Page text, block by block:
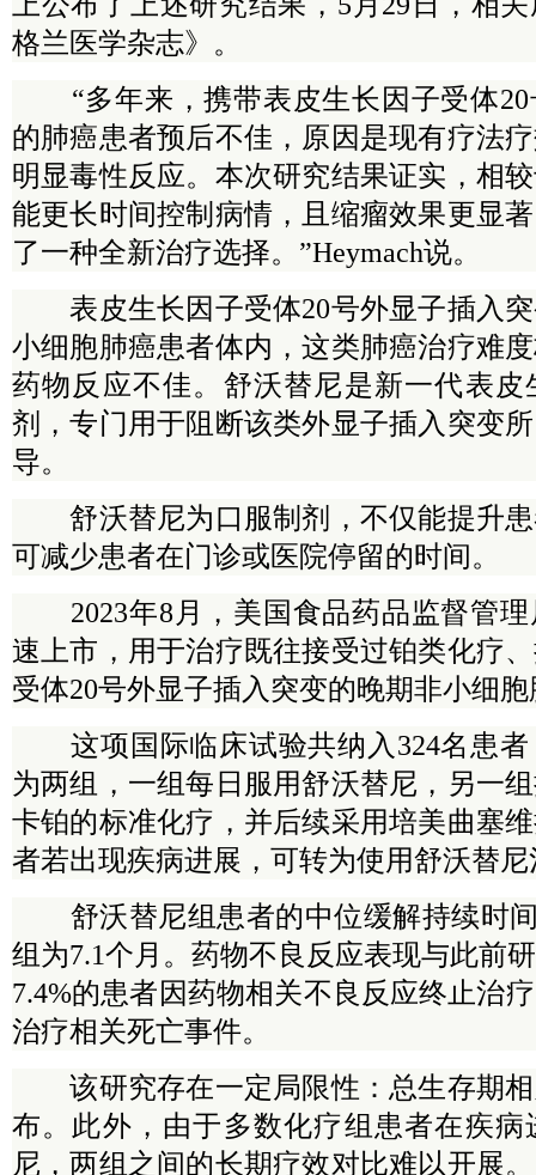
格兰医学杂志》。
“多年来，携带表皮生长因子受体20
的肺癌患者预后不佳，原因是现有疗法
明显毒性反应。本次研究结果证实，相
能更长时间控制病情，且缩瘤效果更显
了一种全新治疗选择。”Heymach说。
表皮生长因子受体20号外显子插入突
小细胞肺癌患者体内，这类肺癌治疗难
药物反应不佳。舒沃替尼是新一代表皮
剂，专门用于阻断该类外显子插入突变
导。
舒沃替尼为口服制剂，不仅能提升患
可减少患者在门诊或医院停留的时间。
2023年8月，美国食品药品监督管理
速上市，用于治疗既往接受过铂类化疗
受体20号外显子插入突变的晚期非小细
这项国际临床试验共纳入324名患者
为两组，一组每日服用舒沃替尼，另一
卡铂的标准化疗，并后续采用培美曲塞
者若出现疾病进展，可转为使用舒沃替
舒沃替尼组患者的中位缓解持续时间
组为7.1个月。药物不良反应表现与此前
7.4%的患者因药物相关不良反应终止治
治疗相关死亡事件。
该研究存在一定局限性：总生存期相
布。此外，由于多数化疗组患者在疾病
尼，两组之间的长期疗效对比难以开展